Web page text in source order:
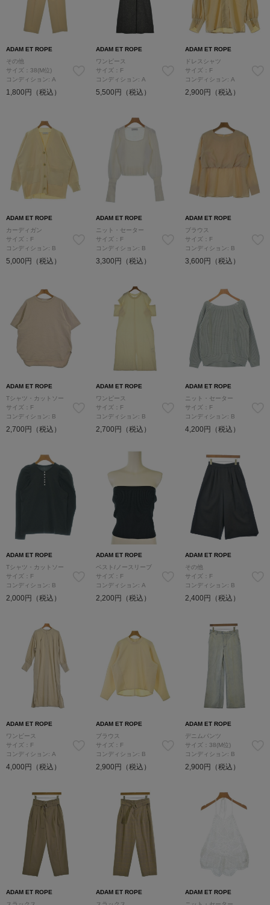
ADAM ET ROPE
その他
サイズ：38(M位)
コンディション: A
1,800円（税込）
ADAM ET ROPE
ワンピース
サイズ：F
コンディション: A
5,500円（税込）
ADAM ET ROPE
ドレスシャツ
サイズ：F
コンディション: A
2,900円（税込）
ADAM ET ROPE
カーディガン
サイズ：F
コンディション: B
5,000円（税込）
ADAM ET ROPE
ニット・セーター
サイズ：F
コンディション: B
3,300円（税込）
ADAM ET ROPE
ブラウス
サイズ：F
コンディション: B
3,600円（税込）
ADAM ET ROPE
Tシャツ・カットソー
サイズ：F
コンディション: B
2,700円（税込）
ADAM ET ROPE
ワンピース
サイズ：F
コンディション: B
2,700円（税込）
ADAM ET ROPE
ニット・セーター
サイズ：F
コンディション: B
4,200円（税込）
ADAM ET ROPE
Tシャツ・カットソー
サイズ：F
コンディション: B
2,000円（税込）
ADAM ET ROPE
ベスト/ノースリーブ
サイズ：F
コンディション: A
2,200円（税込）
ADAM ET ROPE
その他
サイズ：F
コンディション: B
2,400円（税込）
ADAM ET ROPE
ワンピース
サイズ：F
コンディション: A
4,000円（税込）
ADAM ET ROPE
ブラウス
サイズ：F
コンディション: B
2,900円（税込）
ADAM ET ROPE
デニムパンツ
サイズ：38(M位)
コンディション: B
2,900円（税込）
ADAM ET ROPE
ADAM ET ROPE
ADAM ET ROPE